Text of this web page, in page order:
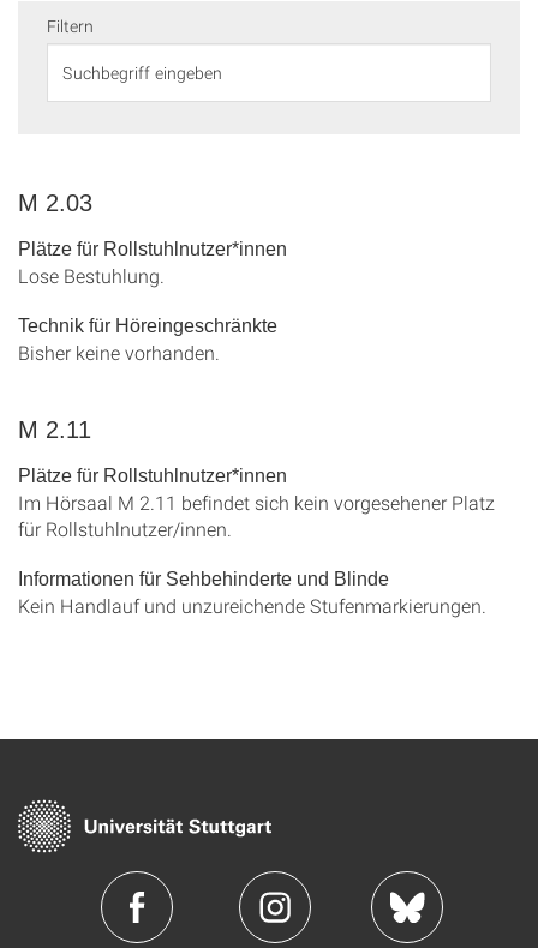
Filtern
M 2.03
Plätze für Rollstuhlnutzer*innen
Lose Bestuhlung.
Technik für Höreingeschränkte
Bisher keine vorhanden.
M 2.11
Plätze für Rollstuhlnutzer*innen
Im Hörsaal M 2.11 befindet sich kein vorgesehener Platz
für Rollstuhlnutzer/innen.
Informationen für Sehbehinderte und Blinde
Kein Handlauf und unzureichende Stufenmarkierungen.